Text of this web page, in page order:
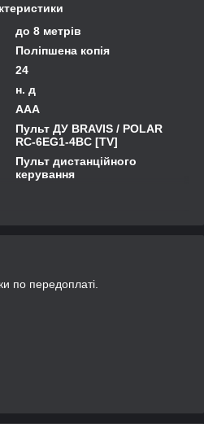
до 8 метрів
Поліпшена копія
24
н. д
AAA
Пульт ДУ BRAVIS / POLAR
RC-6EG1-4BC [TV]
Пульт дистанційного
керування
по передоплаті.